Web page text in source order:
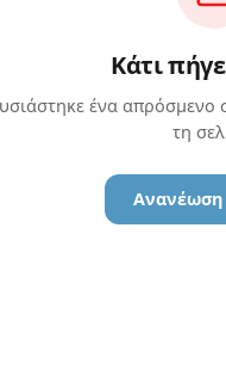
Κάτι
ένα
τη
Ανανέωση